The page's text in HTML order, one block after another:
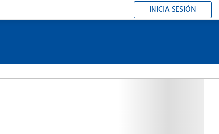
INICIA SESIÓN